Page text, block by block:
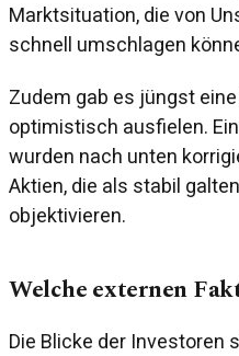
Marktsituation, die von
schnell umschlagen
Zudem gab es jüngst
optimistisch ausfielen.
wurden nach unten
Aktien, die als stabil
objektivieren.
Welche externen
Die Blicke der Investoren